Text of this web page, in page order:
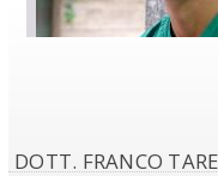
DOTT. FRANCO